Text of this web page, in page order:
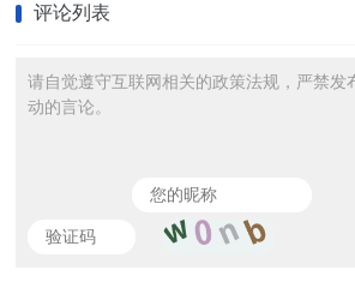
评论列表
请自觉遵守互联网相关的政策法规，严禁发
动的言论。